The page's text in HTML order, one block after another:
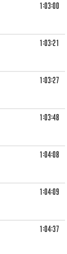
1:03:00
1:03:21
1:03:27
1:03:48
1:04:08
1:04:09
1:04:37